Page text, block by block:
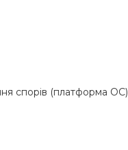
спорів (платформа ОС)